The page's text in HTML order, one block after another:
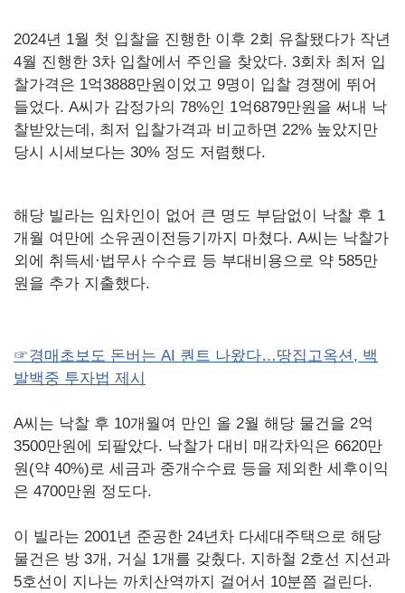
2024년 1월 첫 입찰을 진행한 이후 2회 유찰됐다가 작년
4월 진행한 3차 입찰에서 주인을 찾았다. 3회차 최저 입
찰가격은 1억3888만원이었고 9명이 입찰 경쟁에 뛰어
들었다. A씨가 감정가의 78%인 1억6879만원을 써내 낙
찰받았는데, 최저 입찰가격과 비교하면 22% 높았지만
당시 시세보다는 30% 정도 저렴했다.
해당 빌라는 임차인이 없어 큰 명도 부담없이 낙찰 후 1
개월 여만에 소유권이전등기까지 마쳤다. A씨는 낙찰가
외에 취득세·법무사 수수료 등 부대비용으로 약 585만
원을 추가 지출했다.
☞경매초보도 돈버는 AI 퀀트 나왔다…땅집고옥션, 백
발백중 투자법 제시
A씨는 낙찰 후 10개월여 만인 올 2월 해당 물건을 2억
3500만원에 되팔았다. 낙찰가 대비 매각차익은 6620만
원(약 40%)로 세금과 중개수수료 등을 제외한 세후이익
은 4700만원 정도다.
이 빌라는 2001년 준공한 24년차 다세대주택으로 해당
물건은 방 3개, 거실 1개를 갖췄다. 지하철 2호선 지선과
5호선이 지나는 까치산역까지 걸어서 10분쯤 걸린다.